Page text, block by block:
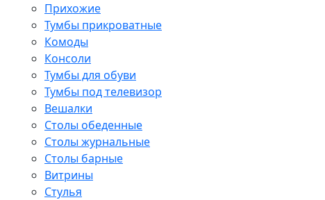
Прихожие
Тумбы прикроватные
Комоды
Консоли
Тумбы для обуви
Тумбы под телевизор
Вешалки
Столы обеденные
Столы журнальные
Столы барные
Витрины
Стулья